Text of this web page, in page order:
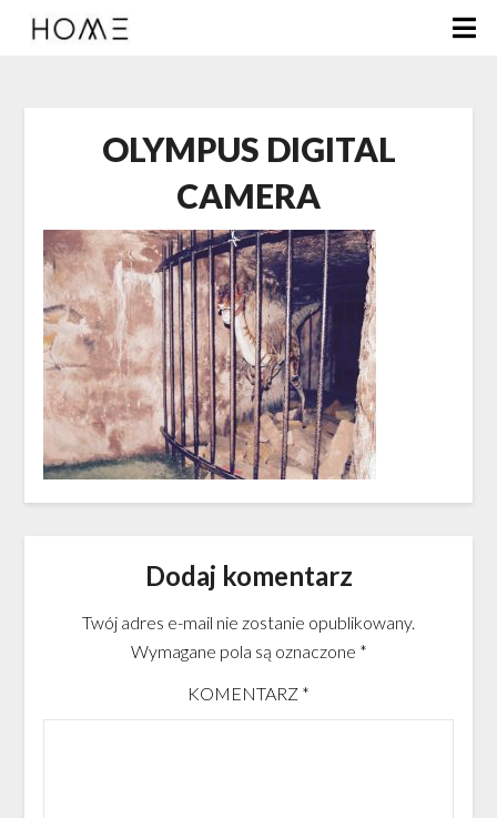
OLYMPUS DIGITAL
CAMERA
Dodaj komentarz
Twój adres e-mail nie zostanie opublikowany.
Wymagane pola są oznaczone *
KOMENTARZ *